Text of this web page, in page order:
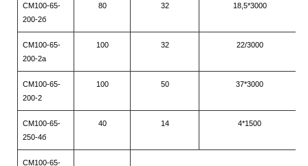
СМ100-65-
200-2б
80 32 18,5*3000
СМ100-65-
200-2а
100 32 22/3000
СМ100-65-
200-2
100 50 37*3000
СМ100-65-
250-4б
40 14 4*1500
СМ100-65-